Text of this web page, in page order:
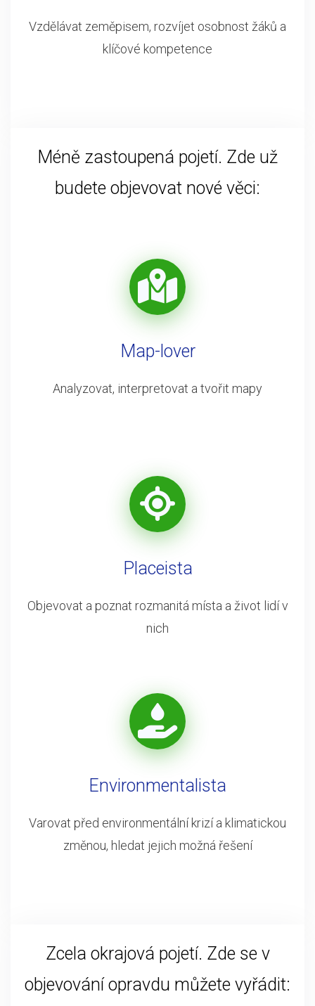
Vzdělávat zeměpisem, rozvíjet osobnost žáků a
klíčové kompetence
Méně zastoupená pojetí. Zde už
budete objevovat nové věci:
Map-lover
Analyzovat, interpretovat a tvořit mapy
Placeista
Objevovat a poznat rozmanitá místa a život lidí v
nich
Environmentalista
Varovat před environmentální krizí a klimatickou
změnou, hledat jejich možná řešení
Zcela okrajová pojetí. Zde se v
objevování opravdu můžete vyřádit: